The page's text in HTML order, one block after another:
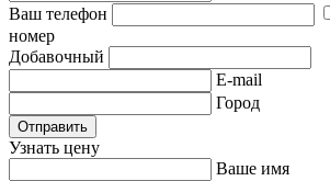
Ваш телефон
номер
Добавочный
E-mail
Город
Отправить
Узнать цену
Ваше имя